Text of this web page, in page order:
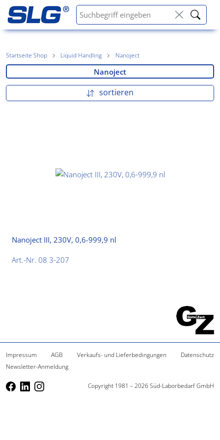
Startseite Shop Liquid Handling Nanoject
Nanoject
sortieren
Nanoject III, 230V, 0,6-999,9 nl
Art.-Nr. 08 3-207
Impressum AGB Verkaufs- und Lieferbedingungen
Datenschutz
Newsletter-Anmeldung
Copyright 1981 – 2026 Süd-Laborbedarf GmbH